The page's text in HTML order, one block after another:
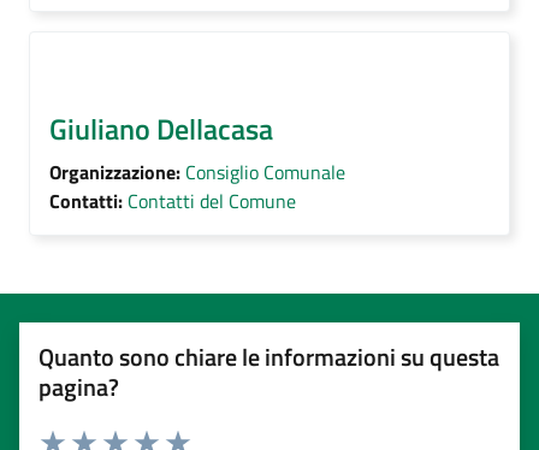
Giuliano Dellacasa
Organizzazione: Consiglio Comunale
Contatti: Contatti del Comune
Quanto sono chiare le informazioni su questa
pagina?